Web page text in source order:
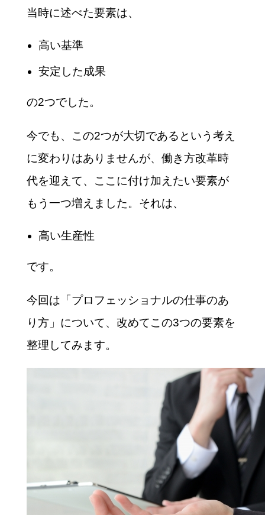
当時に述べた要素は、
高い基準
安定した成果
の2つでした。
今でも、この2つが大切であるという考え
に変わりはありませんが、働き方改革時
代を迎えて、ここに付け加えたい要素が
もう一つ増えました。それは、
高い生産性
です。
今回は「プロフェッショナルの仕事のあ
り方」について、改めてこの3つの要素を
整理してみます。